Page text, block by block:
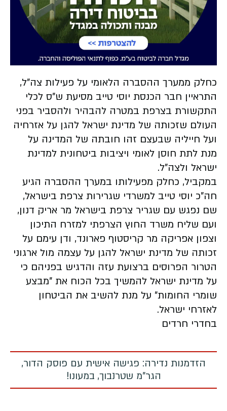
כחלק ממערך ההסברה הלאומי על פעילות צה"ל,
התראיין חבר הכנסת יוסי טייב מסיעת ש"ס לכלי
התקשורת בצרפת במטרה להבהיר ולהסביר בפני
העולם שזכותה של מדינת ישראל להגן על אזרחיה
ועל חייליה שבעצם זהו חובתה של המדינה על
מנת לתת חוסן לאומי ויציבות ביטחונית למדינת
ישראל ולצה"ל.
במקביל, כחלק מפעילותו במערך ההסברה הגיע
חה"כ יוסי טייב למשרדי שגרירות צרפת בישראל,
שם נפגש עם שגריר צרפת בישראל מר אריק דנון,
ועם שליח משרד החוץ הצרפתי למזרח התיכון
וצפון אפריקה מר קריסטוף פארונד, ודן עימם על
זכותה של מדינת ישראל להגן על עצמה מול ארגוני
הטרור הפרוסים ברצועת עזה והדגיש בפניהם כי
על מדינת ישראל להמשיך בכל הכוח את "מבצע
שומרי החומות" על מנת להשיב את הביטחון
לאזרחי ישראל.
בחדרי חרדים
הזדמנות נדירה: פגישה אישית עם פוסק הדור,
הגר"מ שטרנבוך, במעונו!